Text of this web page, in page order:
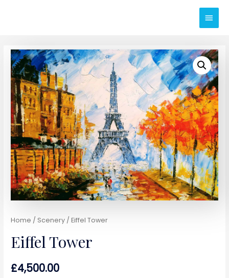
Home / Scenery / Eiffel Tower
Eiffel Tower
£4,500.00